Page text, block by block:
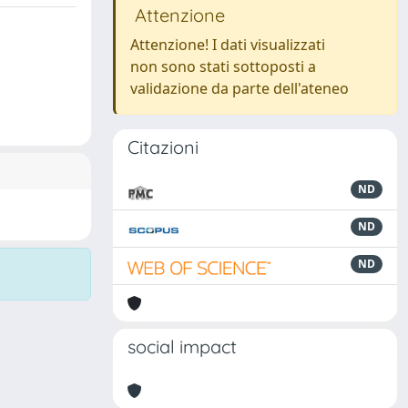
Attenzione
Attenzione! I dati visualizzati
non sono stati sottoposti a
validazione da parte dell'ateneo
Citazioni
ND
ND
ND
social impact